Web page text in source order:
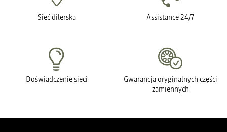
Sieć dilerska Assistance 24/7
Doświadczenie sieci
Gwarancja oryginalnych części
zamiennych